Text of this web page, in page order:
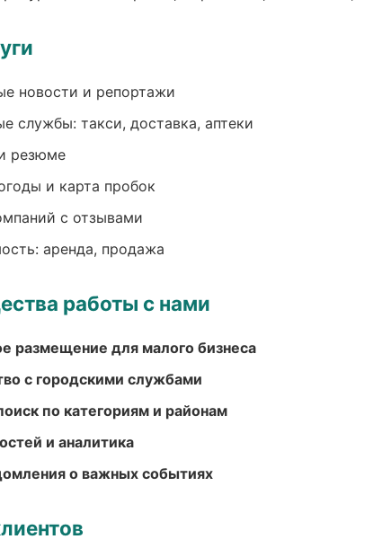
новости и репортажи
службы: такси, доставка, аптеки
резюме
и карта пробок
с отзывами
аренда, продажа
работы с нами
размещение для малого бизнеса
с городскими службами
по категориям и районам
и аналитика
о важных событиях